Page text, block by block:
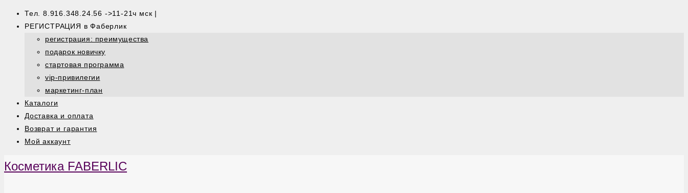
Тел. 8.916.348.24.56 ->11-21ч мск |
РЕГИСТРАЦИЯ в Фаберлик
регистрация: преимущества
подарок новичку
стартовая программа
vip-привилегии
маркетинг-план
Каталоги
Доставка и оплата
Возврат и гарантия
Мой аккаунт
Косметика FABERLIC